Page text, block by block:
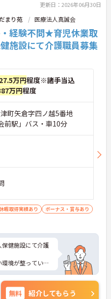
更新日：2026年06月30日
まり苑 医療法人真誠会
・経験不問★育児休業取
施設にて介護職員募集
万円程度※諸手当込
万円程度
町矢倉字四ノ越5番地
前駅」バス・車10分
暇取得実績あり
ボーナス・賞与あり
健施設にて介護
境が整っていま
トなど、さらに
にご相談くださ
無料 紹介してもらう